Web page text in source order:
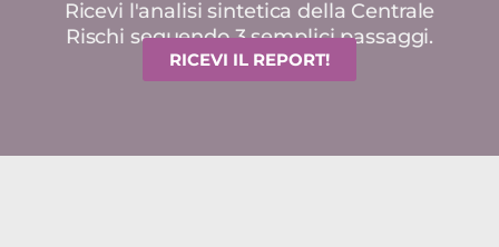
Ricevi l'analisi sintetica della Centrale
Rischi seguendo 3 semplici passaggi.
RICEVI IL REPORT!